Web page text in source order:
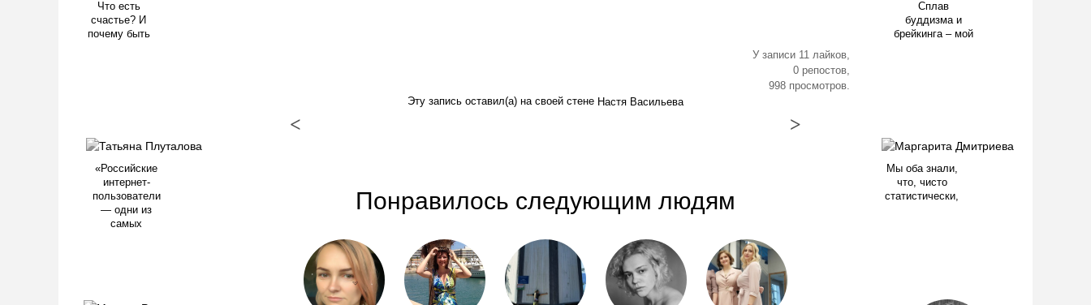
У записи 11 лайков,
0 репостов,
998 просмотров.
Эту запись оставил(а) на своей стене Настя Васильева
< >
Понравилось следующим людям
Что есть
счастье? И
почему быть
«Российские
интернет-
пользователи
— одни из
самых
Сплав
буддизма и
брейкинга – мой
Мы оба знали,
что, чисто
статистически,